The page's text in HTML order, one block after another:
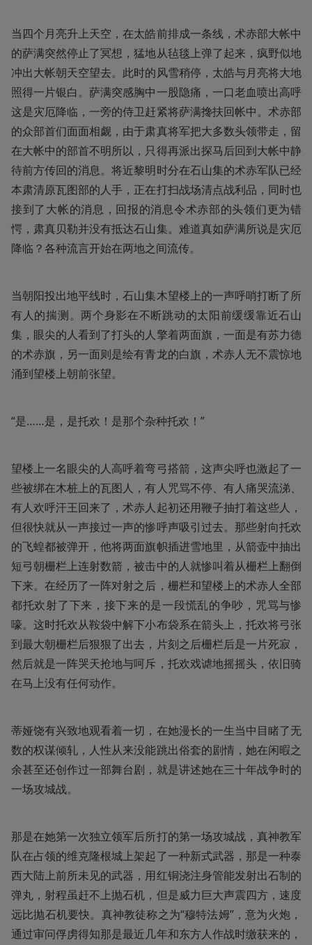
当四个月亮升上天空，在太皓前排成一条线，术赤部大帐中
的萨满突然停止了冥想，猛地从毡毯上弹了起来，疯野似地
冲出大帐朝天空望去。此时的风雪稍停，太皓与月亮将大地
照得一片银白。萨满突感胸中一股隐痛，一口老血喷出高呼
这是灾厄降临，一旁的侍卫赶紧将萨满搀扶回帐中。术赤部
的众部首们面面相觑，由于肃真将军把大多数头领带走，留
在大帐中的部首不明所以，只得再派出探马后回到大帐中静
待前方传回的消息。将近黎明时分在石山集的术赤军队已经
本肃清原瓦图部的人手，正在打扫战场清点战利品，同时也
接到了大帐的消息，回报的消息令术赤部的头领们更为错
愕，肃真贝勒并没有抵达石山集。难道真如萨满所说是灾厄
降临？各种流言开始在两地之间流传。
当朝阳投出地平线时，石山集木望楼上的一声呼哨打断了所
有人的揣测。两个身影在不断跳动的太阳前缓缓靠近石山
集，眼尖的人看到了打头的人擎着两面旗，一面是有苏力德
的术赤旗，另一面则是绘有青龙的白旗，术赤人无不震惊地
涌到望楼上朝前张望。
“是……是，是托欢！是那个杂种托欢！”
望楼上一名眼尖的人高呼着弯弓搭箭，这声尖呼也激起了一
些被绑在木桩上的瓦图人，有人咒骂不停、有人痛哭流涕、
有人欢呼汗王回来了，术赤人起初还用鞭子抽打着这些人，
但很快就从一声接过一声的惨呼声吸引过去。那些射向托欢
的飞蝗都被弹开，他将两面旗帜插进雪地里，从箭壶中抽出
短弓朝栅栏上连射数箭，被击中的人就惨叫着从栅栏上翻倒
下来。在经历了一阵对射之后，栅栏和望楼上的术赤人全部
都托欢射了下来，接下来的是一段慌乱的争吵，咒骂与惨
嚎。这时托欢从鞍袋中解下小布袋系在箭头上，托欢将弓张
到最大朝栅栏后狠狠了出去，片刻之后栅栏后是一片死寂，
然后就是一阵哭天抢地与呵斥，托欢戏谑地摇摇头，依旧骑
在马上没有任何动作。
蒂娅饶有兴致地观看着一切，在她漫长的一生当中目睹了无
数的权谋倾轧，人性从来没能跳出俗套的剧情，她在闲暇之
余甚至还创作过一部舞台剧，就是讲述她在三十年战争时的
一场攻城战。
那是在她第一次独立领军后所打的第一场攻城战，真神教军
队在占领的维克隆根城上架起了一种新式武器，那是一种泰
西大陆上前所未见的武器，用红铜浇注身管能发射出石制的
弹丸，射程虽赶不上抛石机，但是威力巨大声震四方，速度
远比抛石机要快。真神教徒称之为“穆特法姆”，意为火炮，
通过审问俘虏得知那是最近几年和东方人作战时缴获来的，